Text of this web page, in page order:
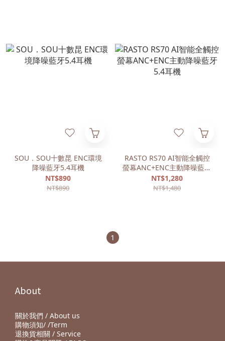
SOU．SOU十數昆 ENC環境
降噪藍牙5.4耳機
NT$890
NT$890
RASTO RS70 AI智能全觸控
螢幕ANC+ENC主動降噪藍牙
5.4耳機
NT$1,280
NT$1,480
1
About
關於我們 / About us
購物須知/ /Term
退換貨相關 / Service